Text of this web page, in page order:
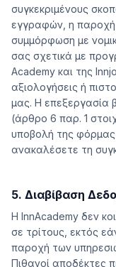
συγκεκριμένους
εγγραφών, η παροχή
συμμόρφωση με
σας σχετικά με
Academy και της
αξιολογήσεις ή
μας. Η επεξεργασία
(άρθρο 6 παρ. 1
υποβολή της φόρμας
ανακαλέσετε τη
5. Διαβίβαση
Η InnAcademy δεν
σε τρίτους, εκτός
παροχή των
Πιθανοί αποδέκτες